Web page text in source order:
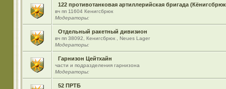
122 противотанковая артиллерийская бригада
вч пп 11604 Кенигсбрюк
Модераторы:
Отдельный ракетный дивизион
вч пп 38092, Кенигсбрюк , Neues Lager
Модераторы:
Гарнизон Цейтхайн
части и подразделения гарнизона
Модераторы:
52 ПРТБ